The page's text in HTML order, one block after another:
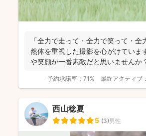
「全力で走って・全力で笑って・全
然体を重視した撮影を心がけていま
や笑顔が一番素敵だと思いませんか
予約承諾率： 71% 最終アクティブ：
西山稔夏
5 (3)男性